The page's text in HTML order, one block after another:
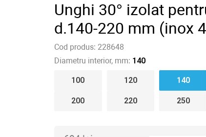
Unghi 30° izolat
d.140-220 mm (inox
Cod produs: 228648
Diametru interior, mm: 140
100 120 140
200 220 250